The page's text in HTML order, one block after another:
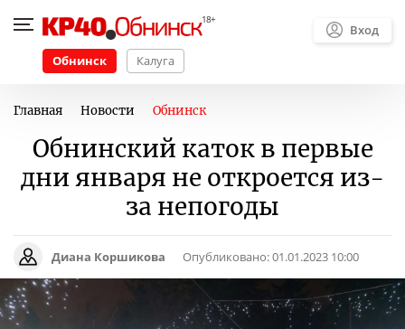
Обнинск Калуга
Вход
Главная Новости Обнинск
Обнинский каток в первые
дни января не откроется из-
за непогоды
Диана Коршикова Опубликовано:01.01.2023 10:00